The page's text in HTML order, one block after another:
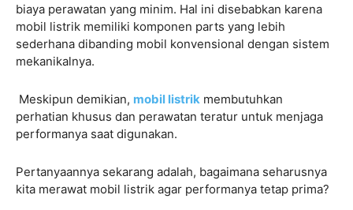
biaya perawatan yang minim. Hal ini disebabkan karena
mobil listrik memiliki komponen parts yang lebih
sederhana dibanding mobil konvensional dengan sistem
mekanikalnya.
Meskipun demikian, mobil listrik membutuhkan
perhatian khusus dan perawatan teratur untuk menjaga
performanya saat digunakan.
Pertanyaannya sekarang adalah, bagaimana seharusnya
kita merawat mobil listrik agar performanya tetap prima?